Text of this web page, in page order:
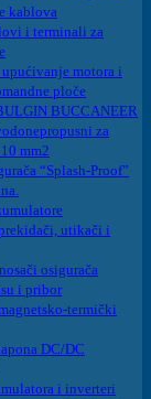
kablova
i terminali za
motora i
ploče
BUCCANEER
za
mm2
“Splash-Proof”
utikači i
osigurača
i pribor
termički
DC/DC
i inverteri